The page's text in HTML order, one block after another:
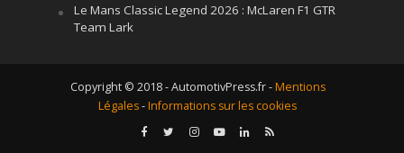
Le Mans Classic Legend 2026 : McLaren F1 GTR
Team Lark
Copyright © 2018 - AutomotivPress.fr -Mentions
Légales-Informations sur les cookies